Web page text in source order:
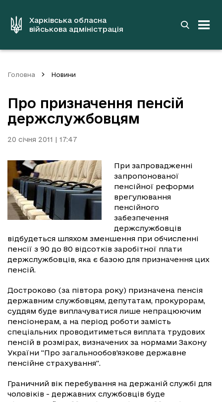
вмістуХарківська обласна
військова адміністрація
Головна Новини
Про призначення пенсій
держслужбовцям
20 січня 2011 | 17:47
При запровадженні
запропонованої
пенсійної реформи
врегулювання
пенсійного
забезпечення
держслужбовців
відбудеться шляхом зменшення при обчисленні
пенсії з 90 до 80 відсотків заробітної плати
держслужбовців, яка є базою для призначення цих
пенсій.
Достроково (за півтора року) призначена пенсія
державним службовцям, депутатам, прокурорам,
суддям буде виплачуватися лише непрацюючим
пенсіонерам, а на період роботи замість
спеціальних проводитиметься виплата трудових
пенсій в розмірах, визначених за нормами Закону
України "Про загальнообов'язкове державне
пенсійне страхування".
Граничний вік перебування на держаній службі для
чоловіків - державних службовців буде